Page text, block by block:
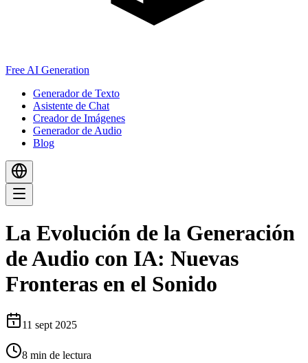
Free AI Generation
Generador de Texto
Asistente de Chat
Creador de Imágenes
Generador de Audio
Blog
La Evolución de la Generación
de Audio con IA: Nuevas
Fronteras en el Sonido
11 sept 2025
8 min de lectura